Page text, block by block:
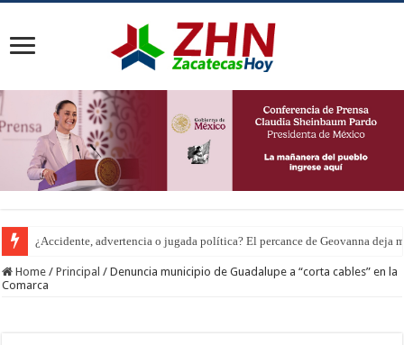
¿Accidente, advertencia o jugada política? El percance de Geovanna deja
Home / Principal / Denuncia municipio de Guadalupe a “corta cables” en la
Comarca